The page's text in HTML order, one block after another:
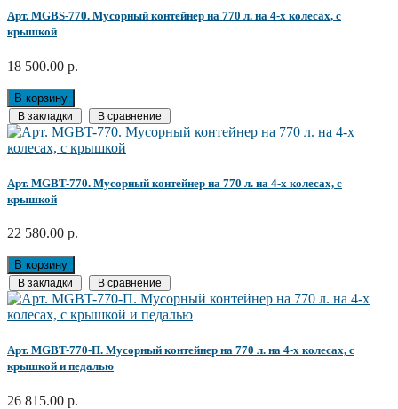
Арт. MGBS-770. Мусорный контейнер на 770 л. на 4-х колесах, с
крышкой
18 500.00 р.
В корзину
В закладки В сравнение
Арт. MGBT-770. Мусорный контейнер на 770 л. на 4-х колесах, с
крышкой
22 580.00 р.
В корзину
В закладки В сравнение
Арт. MGBT-770-П. Мусорный контейнер на 770 л. на 4-х колесах, с
крышкой и педалью
26 815.00 р.